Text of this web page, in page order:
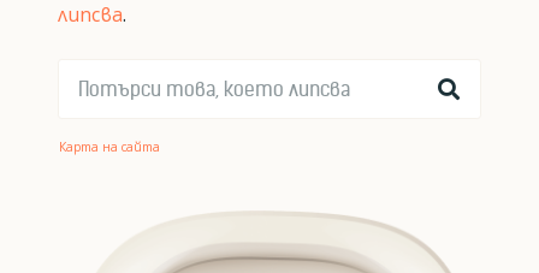
липсва.
Карта на сайта